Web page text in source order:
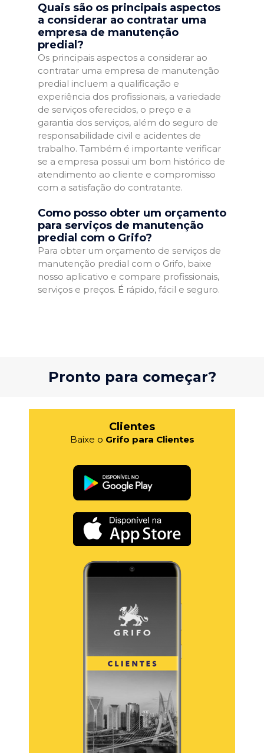
Quais são os principais aspectos
a considerar ao contratar uma
empresa de manutenção
predial?
Os principais aspectos a considerar ao
contratar uma empresa de manutenção
predial incluem a qualificação e
experiência dos profissionais, a variedade
de serviços oferecidos, o preço e a
garantia dos serviços, além do seguro de
responsabilidade civil e acidentes de
trabalho. Também é importante verificar
se a empresa possui um bom histórico de
atendimento ao cliente e compromisso
com a satisfação do contratante.
Como posso obter um orçamento
para serviços de manutenção
predial com o Grifo?
Para obter um orçamento de serviços de
manutenção predial com o Grifo, baixe
nosso aplicativo e compare profissionais,
serviços e preços. É rápido, fácil e seguro.
Pronto para começar?
Clientes
Baixe o Grifo para Clientes